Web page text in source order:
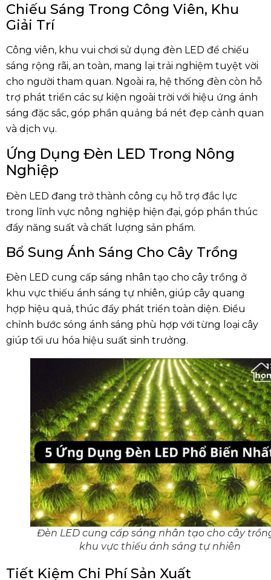
Chiếu Sáng Trong Công Viên, Khu
Giải Trí
Công viên, khu vui chơi sử dụng đèn LED để chiếu
sáng rộng rãi, an toàn, mang lại trải nghiệm tuyệt vời
cho người tham quan. Ngoài ra, hệ thống đèn còn hỗ
trợ phát triển các sự kiện ngoài trời với hiệu ứng ánh
sáng đặc sắc, góp phần quảng bá nét đẹp cảnh quan
và dịch vụ.
Ứng Dụng Đèn LED Trong Nông
Nghiệp
Đèn LED đang trở thành công cụ hỗ trợ đắc lực
trong lĩnh vực nông nghiệp hiện đại, góp phần thúc
đẩy năng suất và chất lượng sản phẩm.
Bổ Sung Ánh Sáng Cho Cây Trồng
Đèn LED cung cấp sáng nhân tạo cho cây trồng ở
khu vực thiếu ánh sáng tự nhiên, giúp cây quang
hợp hiệu quả, thúc đẩy phát triển toàn diện. Điều
chỉnh bước sóng ánh sáng phù hợp với từng loại cây
giúp tối ưu hóa hiệu suất sinh trưởng.
Đèn LED cung cấp sáng nhân tạo cho cây
khu vực thiếu ánh sáng tự nhiên
Tiết Kiệm Chi Phí Sản Xuất